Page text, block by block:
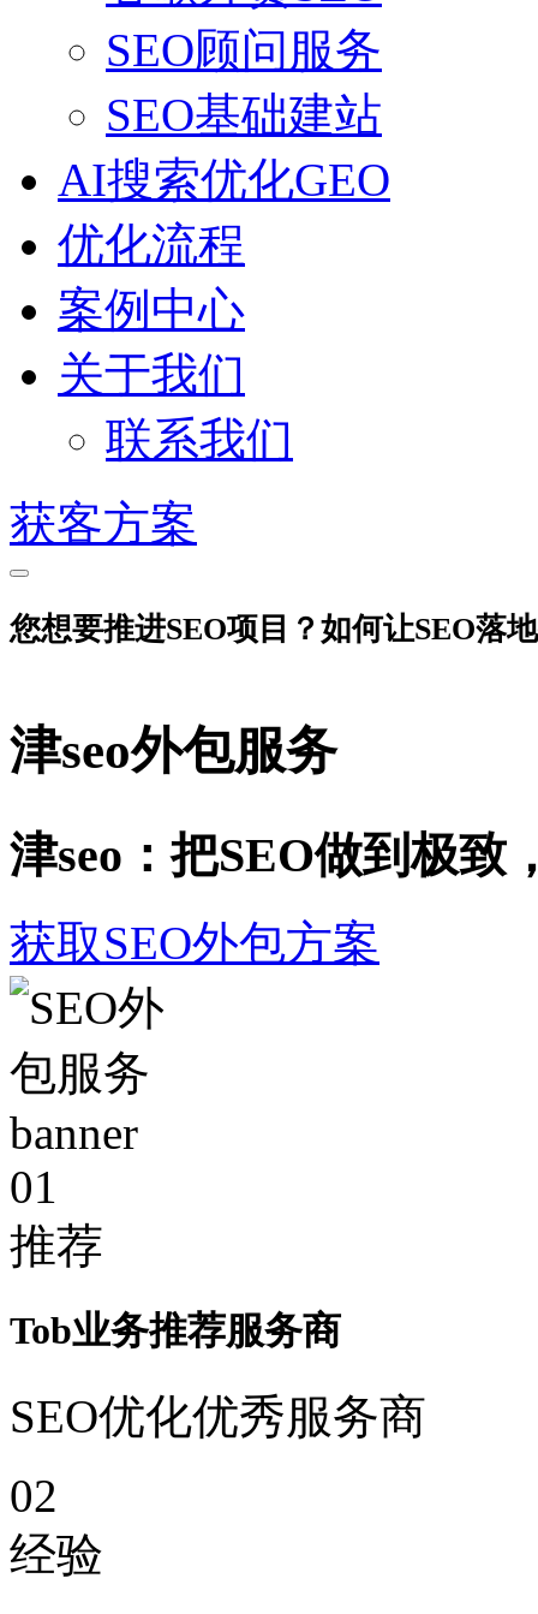
SEO顾问服务
SEO基础建站
AI搜索优化GEO
优化流程
案例中心
关于我们
联系我们
获客方案
您想要推进SEO项目？如何让SEO落
津seo外包服务
津seo：把SEO做到极致
获取SEO外包方案
01
推荐
Tob业务推荐服务商
SEO优化优秀服务商
02
经验